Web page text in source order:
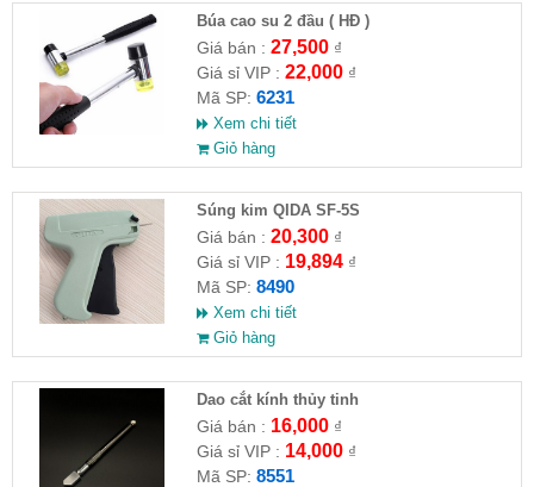
Búa cao su 2 đầu ( HĐ )
Giá bán : 27,500₫
Giá sỉ VIP : 22,000₫
Mã SP: 6231
Xem chi tiết
Giỏ hàng
Súng kim QIDA SF-5S
Giá bán : 20,300₫
Giá sỉ VIP : 19,894₫
Mã SP: 8490
Xem chi tiết
Giỏ hàng
Dao cắt kính thủy tinh
Giá bán : 16,000₫
Giá sỉ VIP : 14,000₫
Mã SP: 8551